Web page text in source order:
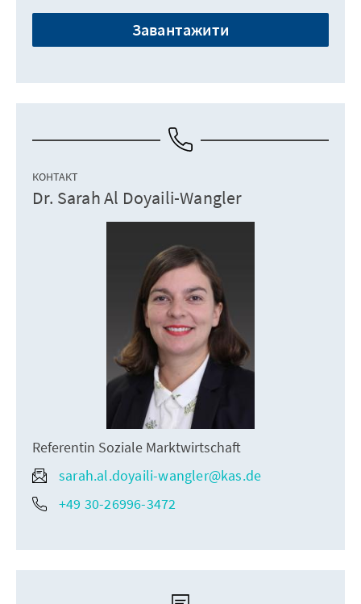
Завантажити
КОНТАКТ
Dr. Sarah Al Doyaili-Wangler
Referentin Soziale Marktwirtschaft
sarah.al.doyaili-wangler@kas.de
+49 30-26996-3472